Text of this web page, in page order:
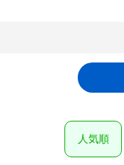
人気順